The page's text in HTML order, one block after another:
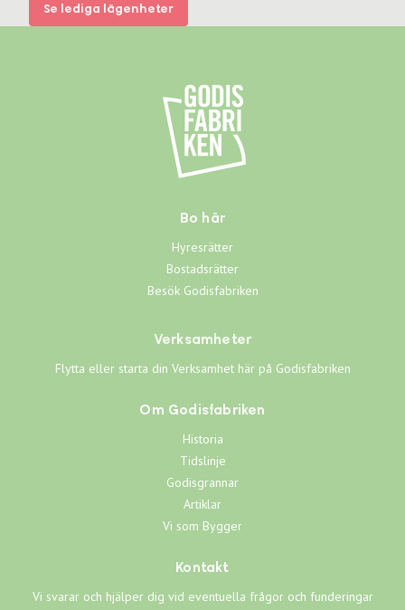
Se lediga lägenheter
Bo här
Hyresrätter
Bostadsrätter
Besök Godisfabriken
Verksamheter
Flytta eller starta din Verksamhet här på Godisfabriken
Om Godisfabriken
Historia
Tidslinje
Godisgrannar
Artiklar
Vi som Bygger
Kontakt
Vi svarar och hjälper dig vid eventuella frågor och funderingar